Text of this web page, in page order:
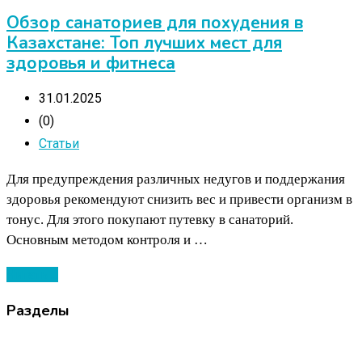
Обзор санаториев для похудения в
Казахстане: Топ лучших мест для
здоровья и фитнеса
31.01.2025
(0)
Статьи
Для предупреждения различных недугов и поддержания
здоровья рекомендуют снизить вес и привести организм в
тонус. Для этого покупают путевку в санаторий.
Основным методом контроля и …
Разделы